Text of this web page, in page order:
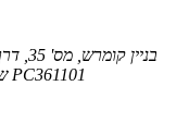
של טורץ', שיאנג אן, שיאמן, פוג'יאן, סין PC361101